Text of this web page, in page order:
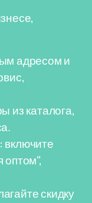
адресом и
из каталога,
включите
оптом",
скидку